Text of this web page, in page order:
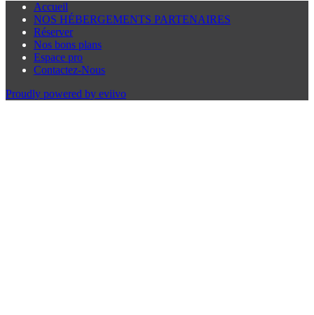
Accueil
NOS HÉBERGEMENTS PARTENAIRES
Réserver
Nos bons plans
Espace pro
Contactez-Nous
Proudly powered by eviivo